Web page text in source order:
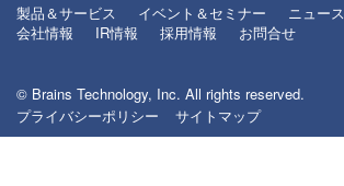
製品＆サービス イベント＆セミナー ニュース
会社情報
IR情報 採用情報 お問合せ
© Brains Technology, Inc. All rights reserved.
プライバシーポリシー
サイトマップ